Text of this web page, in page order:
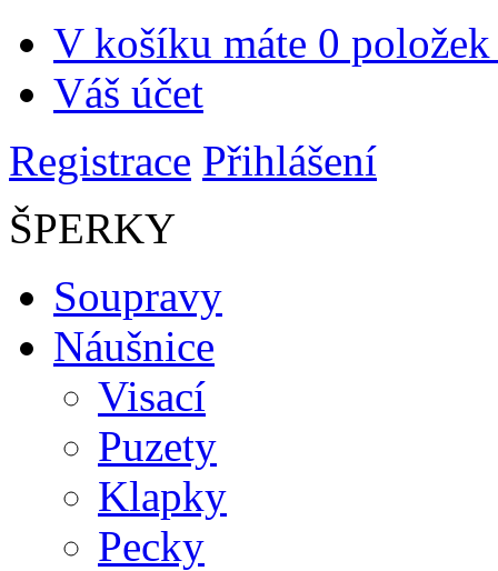
V košíku máte 0 položek
Váš účet
Registrace Přihlášení
ŠPERKY
Soupravy
Náušnice
Visací
Puzety
Klapky
Pecky